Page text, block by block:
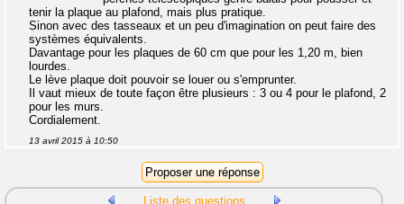
tenir la plaque au plafond, mais plus pratique.
Sinon avec des tasseaux et un peu d'imagination on peut faire des
systèmes équivalents.
Davantage pour les plaques de 60 cm que pour les 1,20 m, bien
lourdes.
Le lève plaque doit pouvoir se louer ou s'emprunter.
Il vaut mieux de toute façon être plusieurs : 3 ou 4 pour le plafond, 2
pour les murs.
Cordialement.
13 avril 2015 à 10:50
Liste des questions